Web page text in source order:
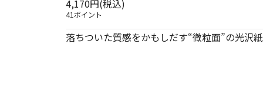
4,170円(税込)
41ポイント
落ちついた質感をかもしだす“微粒面”の光沢